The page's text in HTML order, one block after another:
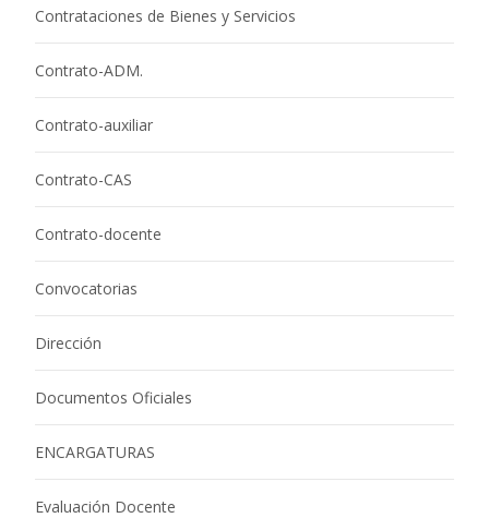
Contrataciones de Bienes y Servicios
Contrato-ADM.
Contrato-auxiliar
Contrato-CAS
Contrato-docente
Convocatorias
Dirección
Documentos Oficiales
ENCARGATURAS
Evaluación Docente